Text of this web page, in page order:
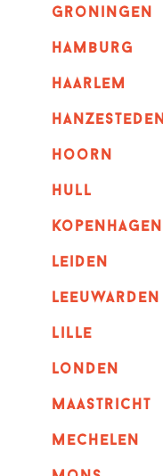
groningen
hamburg
haarlem
hanzesteden
hoorn
hull
kopenhagen
leiden
leeuwarden
lille
londen
maastricht
mechelen